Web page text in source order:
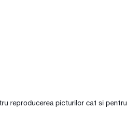
reproducerea picturilor cat si pentru